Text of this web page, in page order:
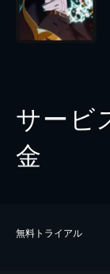
サービ
金
無料トライアル